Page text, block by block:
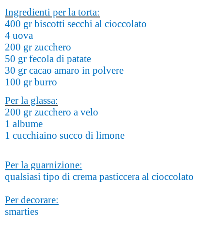
Ingredienti per la torta:
400 gr biscotti secchi al cioccolato
4 uova
200 gr zucchero
50 gr fecola di patate
30 gr cacao amaro in polvere
100 gr burro
Per la glassa:
200 gr zucchero a velo
1 albume
1 cucchiaino succo di limone
Per la guarnizione:
qualsiasi tipo di crema pasticcera al cioccolato
Per decorare:
smarties